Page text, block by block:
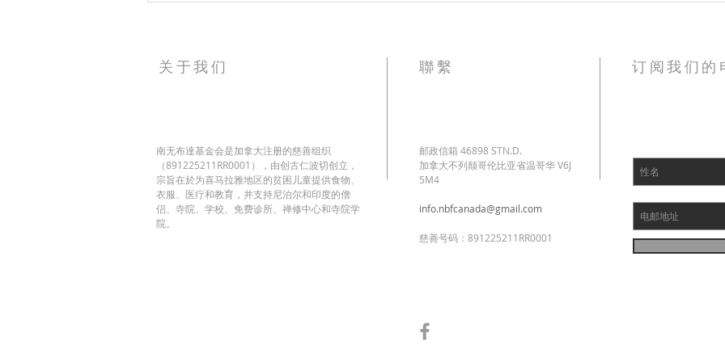
关于我们
南无布達基金会是加拿大注册的慈善组织
（891225211RR0001），由创古仁波切创立，
宗旨在於为喜马拉雅地区的贫困儿童提供食物、
衣服、医疗和教育，并支持尼泊尔和印度的僧
侣、寺院、学校、免费诊所、禅修中心和寺院学
院。
聯繫
邮政信箱 46898 STN.D.
加拿大不列颠哥伦比亚省温哥华 V6J
5M4
info.nbfcanada@gmail.com
慈善号码：891225211RR0001
订阅我们的